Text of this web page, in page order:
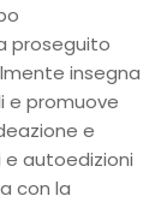
proseguito
insegna
e promuove
e
autoedizioni
con la